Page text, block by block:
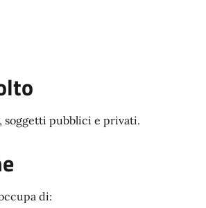
pubblici e privati.
di: